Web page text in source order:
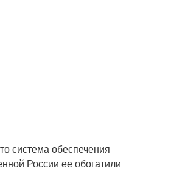
система обеспечения
России ее обогатили